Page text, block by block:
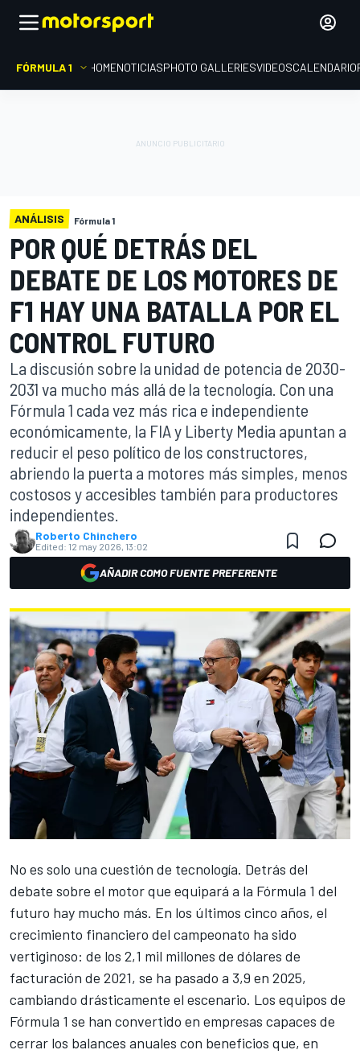
FÓRMULA 1 HOMENOTICIASPHOTO GALLERIESVIDEOSCALENDARIO
ANÁLISIS Fórmula 1
POR QUÉ DETRÁS DEL
DEBATE DE LOS MOTORES DE
F1 HAY UNA BATALLA POR EL
CONTROL FUTURO
La discusión sobre la unidad de potencia de 2030-
2031 va mucho más allá de la tecnología. Con una
Fórmula 1 cada vez más rica e independiente
económicamente, la FIA y Liberty Media apuntan a
reducir el peso político de los constructores,
abriendo la puerta a motores más simples, menos
costosos y accesibles también para productores
independientes.
Roberto Chinchero
Edited: 12 may 2026, 13:02
AÑADIR COMO FUENTE PREFERENTE
No es solo una cuestión de tecnología. Detrás del
debate sobre el motor que equipará a la Fórmula 1 del
futuro hay mucho más. En los últimos cinco años, el
crecimiento financiero del campeonato ha sido
vertiginoso: de los 2,1 mil millones de dólares de
facturación de 2021, se ha pasado a 3,9 en 2025,
cambiando drásticamente el escenario. Los equipos de
Fórmula 1 se han convertido en empresas capaces de
cerrar los balances anuales con beneficios que, en